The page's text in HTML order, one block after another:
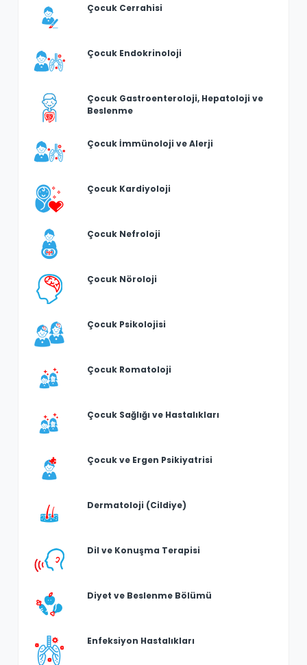
Çocuk Cerrahisi
Çocuk Endokrinoloji
Çocuk Gastroenteroloji, Hepatoloji ve
Beslenme
Çocuk İmmünoloji ve Alerji
Çocuk Kardiyoloji
Çocuk Nefroloji
Çocuk Nöroloji
Çocuk Psikolojisi
Çocuk Romatoloji
Çocuk Sağlığı ve Hastalıkları
Çocuk ve Ergen Psikiyatrisi
Dermatoloji (Cildiye)
Dil ve Konuşma Terapisi
Diyet ve Beslenme Bölümü
Enfeksiyon Hastalıkları